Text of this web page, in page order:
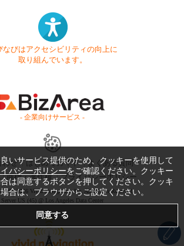
なびはアクセシビリティの向上に
取り組んでいます。
- 企業向けサービス -
わせ はじめてガイド
よくある質問
商標・著作権 プライバシーポリシー
2026 Vivid Navigation, Inc. All Rights Reserved.
Server US (45) @ Los Angeles Data Center
いサービス提供のため、クッキーを使用して
バシーポリシーをご確認ください。クッキー
は同意するボタンを押してください。クッキ
合は、ブラウザからご設定ください。